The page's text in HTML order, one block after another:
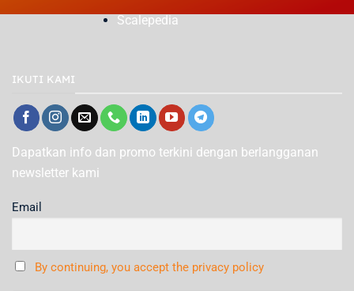
Scalepedia
IKUTI KAMI
Dapatkan info dan promo terkini dengan berlangganan
newsletter kami
Email
By continuing, you accept the privacy policy